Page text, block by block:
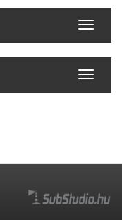
Toggle
Toggle